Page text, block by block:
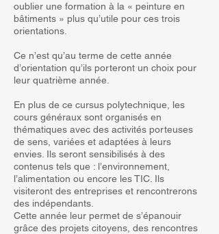
oublier une formation à la « peinture en
bâtiments » plus qu’utile pour ces trois
orientations.
Ce n’est qu’au terme de cette année
d’orientation qu’ils porteront un choix pour
leur quatrième année.
En plus de ce cursus polytechnique, les
cours généraux sont organisés en
thématiques avec des activités porteuses
de sens, variées et adaptées à leurs
envies. Ils seront sensibilisés à des
contenus tels que : l’environnement,
l’alimentation ou encore les TIC. Ils
visiteront des entreprises et rencontrerons
des indépendants.
Cette année leur permet de s’épanouir
grâce des projets citoyens, des rencontres